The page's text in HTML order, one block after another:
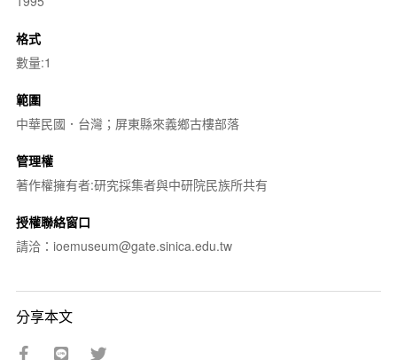
格式
數量:1
範圍
中華民國．台灣；屏東縣來義鄉古樓部落
管理權
著作權擁有者:研究採集者與中研院民族所共有
授權聯絡窗口
請洽：ioemuseum@gate.sinica.edu.tw
分享本文